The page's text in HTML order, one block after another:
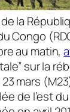
la
Congo
au matin,
sur la
mars
de l’est